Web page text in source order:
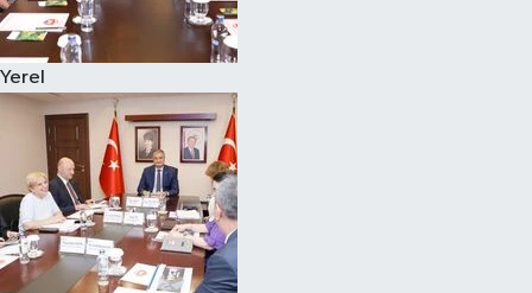
Yerel
Yerel Yönetimler
Yurttan